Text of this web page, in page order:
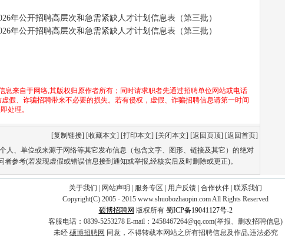
年公开招聘高层次和急需紧缺人才计划信息表（第三批）
年公开招聘高层次和急需紧缺人才计划信息表（第三批）
息来自于网络,其版权归原作者所有；同时请求职者先通过招聘单位网站或电话
假、诈骗招聘带来不必要的损失。若有侵权，虚假、诈骗招聘信息请第一时间
处理。
[复制链接] [收藏本文] [打印本文] [关闭本文] [返回页顶] [返回首页]
人、单位或来源于网络等其它发布信息（包含文字、图形、链接及其它）的绝对
参考(若发现虚假或错误信息接到通知或举报,经核实后及时删除或更正)。
关于我们 网站声明 服务专区 用户反馈 合作伙伴 联系我们
Copyright(C) 2005 - 2015 www.shuobozhaopin.com All Rights Reserved
硕博招聘网 版权所有 蜀ICP备19041127号-2
客服电话：0839-5253278 E-mail：2458467264@qq.com(举报、删改招聘信息)
未经 硕博招聘网 同意，不得转载本网站之所有招聘信息及作品,违法必究